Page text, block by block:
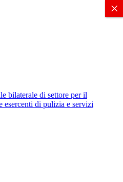
X
×